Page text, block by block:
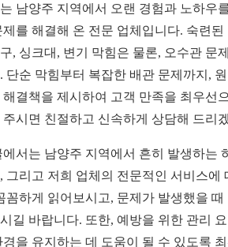
남양주 지역에서 오랜 경험과 노하우
제를 해결해 온 전문 업체입니다. 숙련
, 싱크대, 변기 막힘은 물론, 오수관 문
단순 막힘부터 복잡한 배관 문제까지,
해결책을 제시하여 고객 만족을 최우선
주시면 친절하고 신속하게 상담해 드리
에서는 남양주 지역에서 흔히 발생하는
그리고 저희 업체의 전문적인 서비스에
꼼하게 읽어보시고, 문제가 발생했을
길 바랍니다. 또한, 예방을 위한 관리
경을 유지하는 데 도움이 될 수 있도록